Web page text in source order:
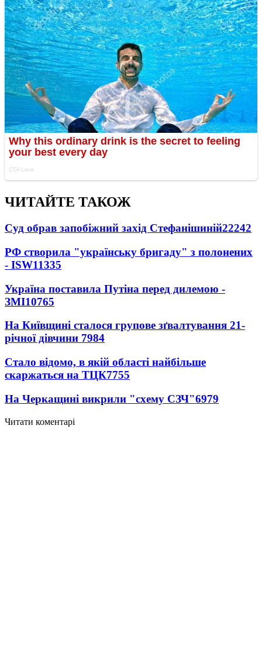
ЧИТАЙТЕ ТАКОЖ
Суд обрав запобіжний захід Стефанішиній22242
РФ створила "українську бригаду" з полонених
- ISW11335
Україна поставила Путіна перед дилемою -
ЗМІ10765
На Київщині сталося групове зґвалтування 21-
річної дівчини 7984
Стало відомо, в якій області найбільше
скаржаться на ТЦК7755
На Черкащині викрили "схему СЗЧ"6979
Читати коментарі